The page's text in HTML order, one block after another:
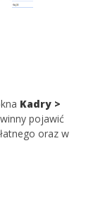
Kadry >
pojawić
oraz w